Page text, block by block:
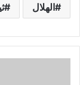
الهلال